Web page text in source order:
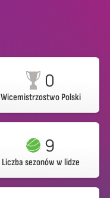
0
Wicemistrzostwo Polski
9
Liczba sezonów w lidze